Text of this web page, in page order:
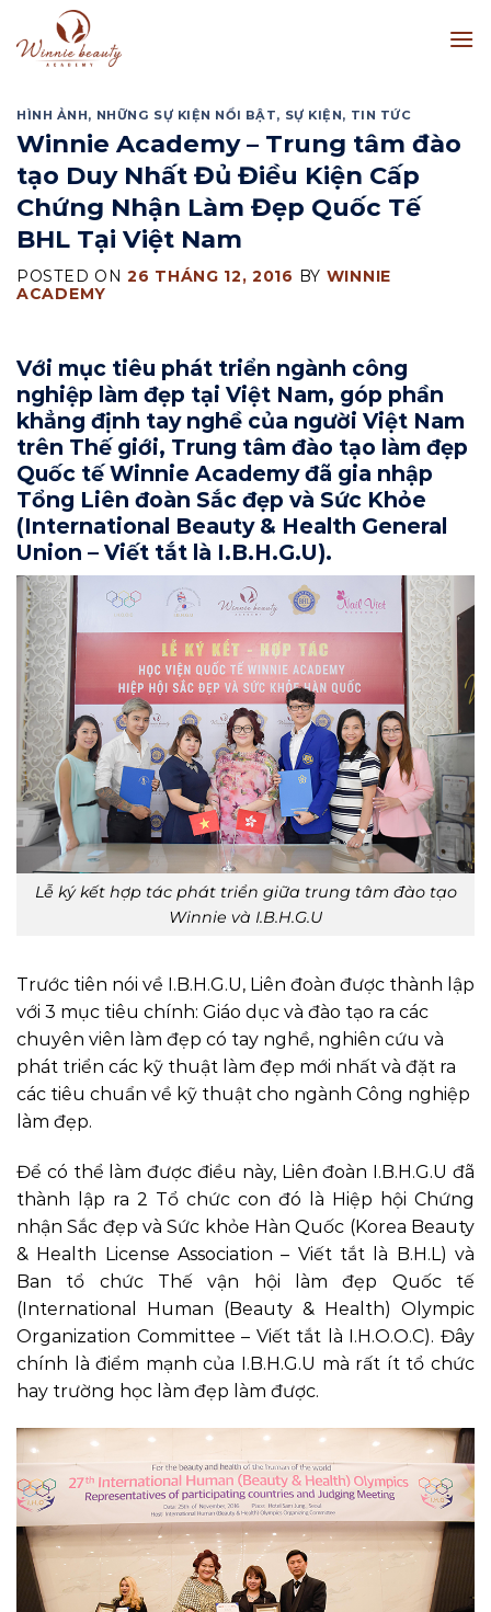
to
content
HÌNH ẢNH, NHỮNG SỰ KIỆN NỔI BẬT, SỰ KIỆN, TIN TỨC
Winnie Academy – Trung tâm đào
tạo Duy Nhất Đủ Điều Kiện Cấp
Chứng Nhận Làm Đẹp Quốc Tế
BHL Tại Việt Nam
POSTED ON 26 THÁNG 12, 2016 BY WINNIE
ACADEMY
Với mục tiêu phát triển ngành công
nghiệp làm đẹp tại Việt Nam, góp phần
khẳng định tay nghề của người Việt Nam
trên Thế giới, Trung tâm đào tạo làm đẹp
Quốc tế Winnie Academy đã gia nhập
Tổng Liên đoàn Sắc đẹp và Sức Khỏe
(International Beauty & Health General
Union – Viết tắt là I.B.H.G.U).
Lễ ký kết hợp tác phát triển giữa trung tâm đào tạo
Winnie và I.B.H.G.U
Trước tiên nói về I.B.H.G.U, Liên đoàn được thành lập
với 3 mục tiêu chính: Giáo dục và đào tạo ra các
chuyên viên làm đẹp có tay nghề, nghiên cứu và
phát triển các kỹ thuật làm đẹp mới nhất và đặt ra
các tiêu chuẩn về kỹ thuật cho ngành Công nghiệp
làm đẹp.
Để có thể làm được điều này, Liên đoàn I.B.H.G.U đã
thành lập ra 2 Tổ chức con đó là Hiệp hội Chứng
nhận Sắc đẹp và Sức khỏe Hàn Quốc (Korea Beauty
& Health License Association – Viết tắt là B.H.L) và
Ban tổ chức Thế vận hội làm đẹp Quốc tế
(International Human (Beauty & Health) Olympic
Organization Committee – Viết tắt là I.H.O.O.C). Đây
chính là điểm mạnh của I.B.H.G.U mà rất ít tổ chức
hay trường học làm đẹp làm được.